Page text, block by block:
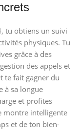
tu obtiens un suivi
physiques. Tu
grâce à des
des appels et
te fait gagner du
à sa longue
et profites
montre intelligente
et de ton bien-